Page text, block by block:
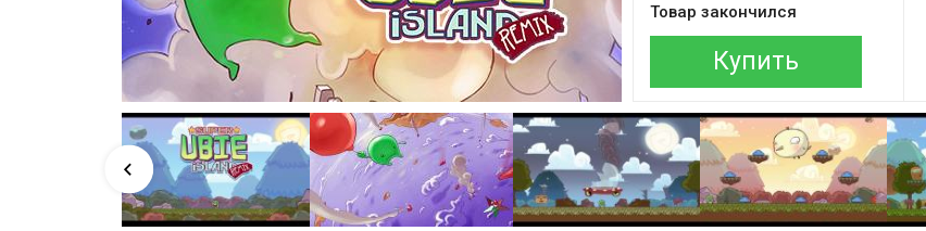
Товар закончился
Купить